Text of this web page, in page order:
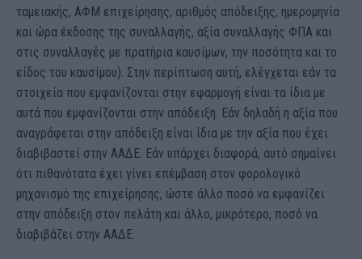
ταμειακής, ΑΦΜ επιχείρησης, αριθμός απόδειξης, ημερομηνία
και ώρα έκδοσης της συναλλαγής, αξία συναλλαγής ΦΠΑ και
στις συναλλαγές με πρατήρια καυσίμων, την ποσότητα και το
είδος του καυσίμου). Στην περίπτωση αυτή, ελέγχεται εάν τα
στοιχεία που εμφανίζονται στην εφαρμογή είναι τα ίδια με
αυτά που εμφανίζονται στην απόδειξη. Εάν δηλαδή η αξία που
αναγράφεται στην απόδειξη είναι ίδια με την αξία που έχει
διαβιβαστεί στην ΑΑΔΕ. Εάν υπάρχει διαφορά, αυτό σημαίνει
ότι πιθανότατα έχει γίνει επέμβαση στον φορολογικό
μηχανισμό της επιχείρησης, ώστε άλλο ποσό να εμφανίζει
στην απόδειξη στον πελάτη και άλλο, μικρότερο, ποσό να
διαβιβάζει στην ΑΑΔΕ.